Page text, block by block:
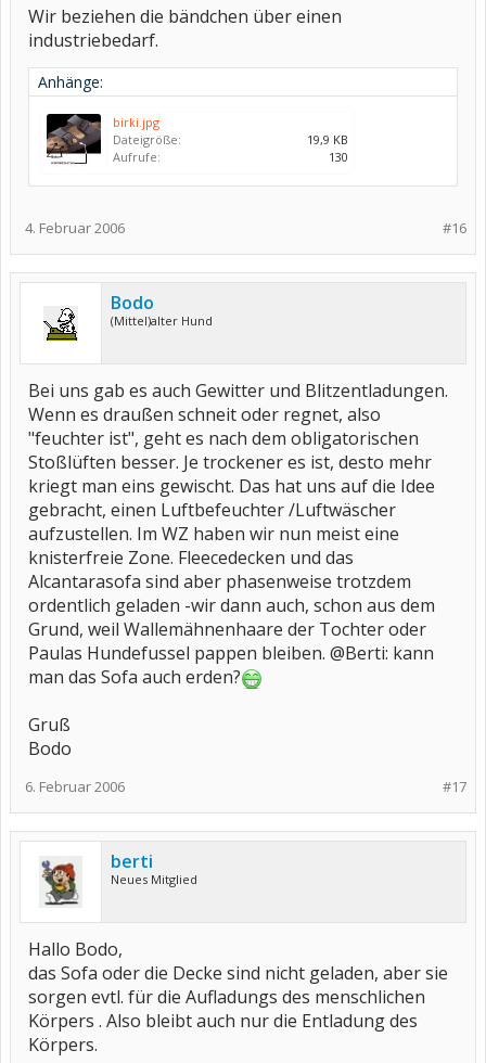
Wir beziehen die bändchen über einen
industriebedarf.
Anhänge:
birki.jpg
Dateigröße:
19,9 KB
Aufrufe:
130
#16
4. Februar 2006
Bodo
(Mittel)alter Hund
Bei uns gab es auch Gewitter und Blitzentladungen.
Wenn es draußen schneit oder regnet, also
"feuchter ist", geht es nach dem obligatorischen
Stoßlüften besser. Je trockener es ist, desto mehr
kriegt man eins gewischt. Das hat uns auf die Idee
gebracht, einen Luftbefeuchter /Luftwäscher
aufzustellen. Im WZ haben wir nun meist eine
knisterfreie Zone. Fleecedecken und das
Alcantarasofa sind aber phasenweise trotzdem
ordentlich geladen -wir dann auch, schon aus dem
Grund, weil Wallemähnenhaare der Tochter oder
Paulas Hundefussel pappen bleiben. @Berti: kann
man das Sofa auch erden?
Gruß
Bodo
#17
6. Februar 2006
berti
Neues Mitglied
Hallo Bodo,
das Sofa oder die Decke sind nicht geladen, aber sie
sorgen evtl. für die Aufladungs des menschlichen
Körpers . Also bleibt auch nur die Entladung des
Körpers.